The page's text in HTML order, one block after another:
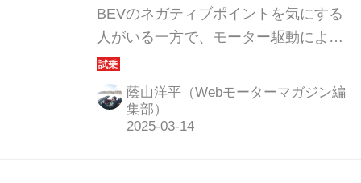
BEVのネガティブポイントを気にする
人がいる一方で、モーター駆動による
静かでスムーズで、力強い加速感など
を一度経験すると「ガソリン車に戻れ
ない」と話すユーザーもいる。BEVに
一長一短あることはいうまでもない
蔭山洋平（Webモーターマガジン編
集部）